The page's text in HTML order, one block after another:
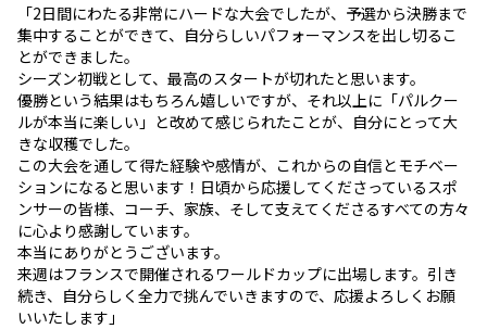
「2日間にわたる非常にハードな大会でしたが、予選から決勝まで
集中することができて、自分らしいパフォーマンスを出し切るこ
とができました。
シーズン初戦として、最高のスタートが切れたと思います。
優勝という結果はもちろん嬉しいですが、それ以上に「パルクー
ルが本当に楽しい」と改めて感じられたことが、自分にとって大
きな収穫でした。
この大会を通して得た経験や感情が、これからの自信とモチベー
ションになると思います！日頃から応援してくださっているスポ
ンサーの皆様、コーチ、家族、そして支えてくださるすべての方々
に心より感謝しています。
本当にありがとうございます。
来週はフランスで開催されるワールドカップに出場します。引き
続き、自分らしく全力で挑んでいきますので、応援よろしくお願
いいたします」